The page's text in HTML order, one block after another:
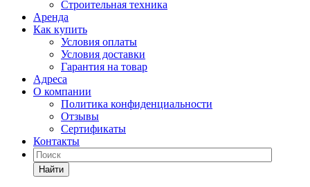
Строительная техника
Аренда
Как купить
Условия оплаты
Условия доставки
Гарантия на товар
Адреса
О компании
Политика конфиденциальности
Отзывы
Сертификаты
Контакты
Найти